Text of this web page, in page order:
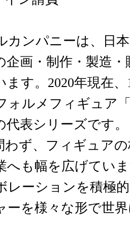
カンパニーは、日
企画・制作・製造
ます。2020年現在
ォルメフィギュア
代表シリーズです。
わず、フィギュア
へも幅を広げてい
レーションを積極
ーを様々な形で世